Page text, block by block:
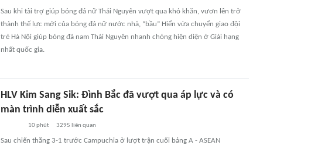
Sau khi tài trợ giúp bóng đá nữ Thái Nguyên vượt qua khó khăn, vươn lên trở
thành thế lực mới của bóng đá nữ nước nhà, “bầu” Hiển vừa chuyển giao đội
trẻ Hà Nội giúp bóng đá nam Thái Nguyên nhanh chóng hiện diện ở Giải hạng
nhất quốc gia.
HLV Kim Sang Sik: Đình Bắc đã vượt qua áp lực và có
màn trình diễn xuất sắc
10 phút 3295 liên quan
Sau chiến thắng 3-1 trước Campuchia ở lượt trận cuối bảng A - ASEAN